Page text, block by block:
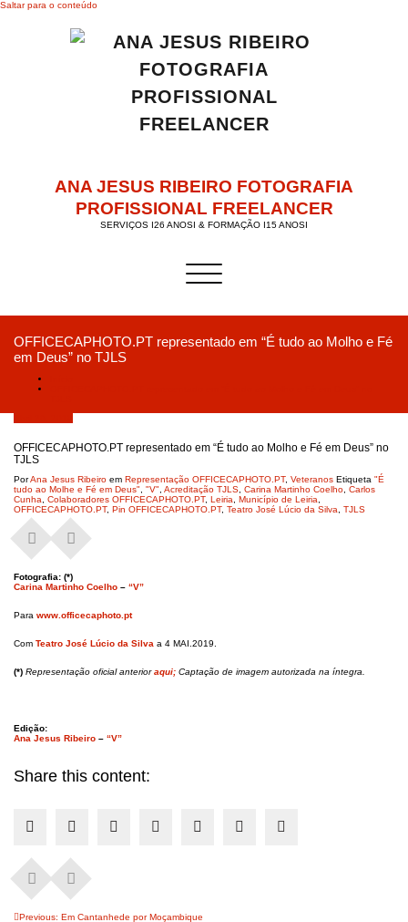
Saltar para o conteúdo
ANA JESUS RIBEIRO FOTOGRAFIA
PROFISSIONAL FREELANCER
SERVIÇOS I26 ANOSI & FORMAÇÃO I15 ANOSI
Alternar a navegação
OFFICECAPHOTO.PT representado em “É tudo ao Molho e Fé
em Deus” no TJLS
OFFICECAPHOTO.PT representado em “É tudo ao Molho e Fé em Deus” no
TJLS
PorAna Jesus Ribeiro em Representação OFFICECAPHOTO.PT, Veteranos Etiqueta "É
tudo ao Molhe e Fé em Deus" "V" Acreditação TJLS Carina Martinho Coelho Carlos
Cunha
Colaboradores OFFICECAPHOTO.PT, Leiria Município de Leiria
OFFICECAPHOTO.PT, Pin OFFICECAPHOTO.PT, Teatro José Lúcio da Silva TJLS
Fotografia: (*)
Carina Martinho Coelho – “V”
Para www.officecaphoto.pt
Com Teatro José Lúcio da Silva a 4 MAI.2019.
(*) Representação oficial anterioraqui; Captação de imagem autorizada na íntegra.
Edição:
Ana Jesus Ribeiro – “V”
Share this content:
Navegação
Previous: Em Cantanhede por Moçambique